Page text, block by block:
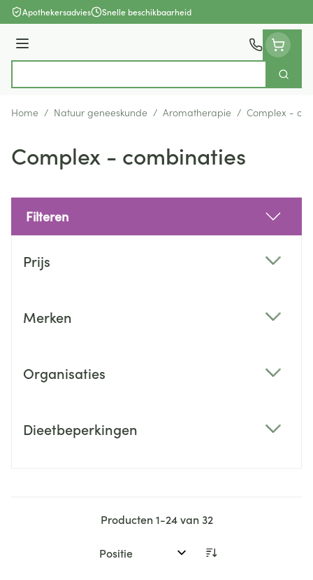
Ga naar de inhoud
Apothekersadvies Snelle beschikbaarheid
Menu
Zoek
Home / Natuur geneeskunde / Aromatherapie / Complex -
Complex - combinaties
Filteren
Prijs
Merken
Organisaties
Dieetbeperkingen
Producten1-24van32
Sorteer op: